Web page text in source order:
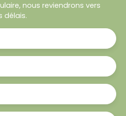
nous reviendrons vers
délais.